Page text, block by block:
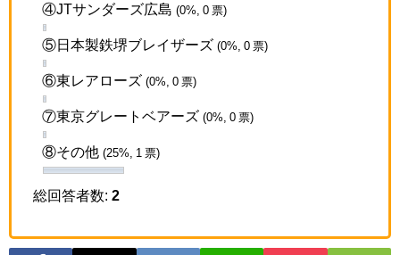
④JTサンダーズ広島 (0%, 0 票)
⑤日本製鉄堺ブレイザーズ (0%, 0 票)
⑥東レアローズ (0%, 0 票)
⑦東京グレートベアーズ (0%, 0 票)
⑧その他 (25%, 1 票)
総回答者数: 2